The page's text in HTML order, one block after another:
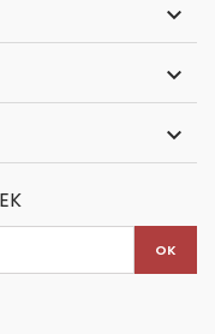


